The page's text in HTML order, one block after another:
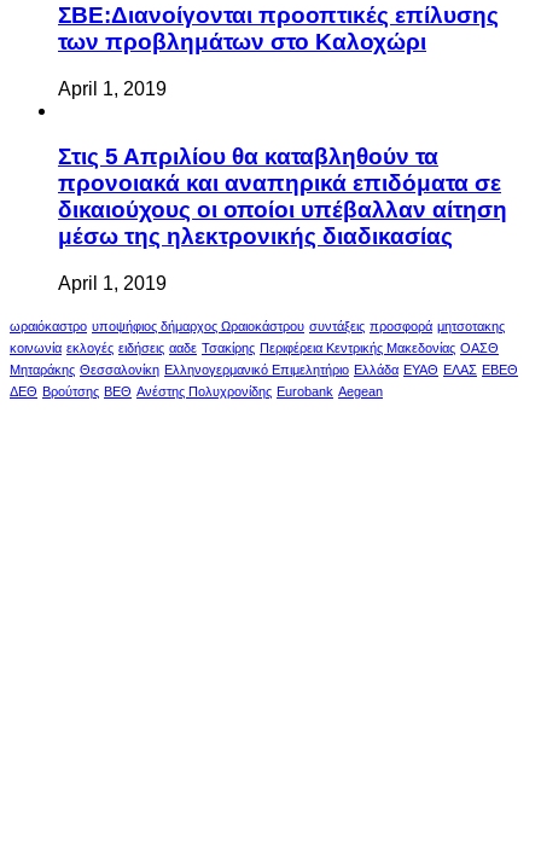
ΣΒΕ:Διανοίγονται προοπτικές επίλυσης
των προβλημάτων στο Καλοχώρι
April 1, 2019
Στις 5 Απριλίου θα καταβληθούν τα
προνοιακά και αναπηρικά επιδόματα σε
δικαιούχους οι οποίοι υπέβαλλαν αίτηση
μέσω της ηλεκτρονικής διαδικασίας
April 1, 2019
ωραιόκαστρο υποψήφιος δήμαρχος Ωραιοκάστρου συντάξεις προσφορά μητσοτακης
κοινωνία εκλογές ειδήσεις ααδε Τσακίρης Περιφέρεια Κεντρικής Μακεδονίας ΟΑΣΘ
Μηταράκης Θεσσαλονίκη Ελληνογερμανικό Επιμελητήριο Ελλάδα ΕΥΑΘ ΕΛΑΣ ΕΒΕΘ
ΔΕΘ Βρούτσης ΒΕΘ Ανέστης Πολυχρονίδης Eurobank Aegean